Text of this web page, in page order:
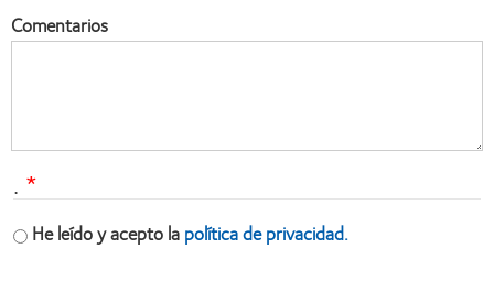
Comentarios
.
He leído y acepto lapolítica de privacidad.